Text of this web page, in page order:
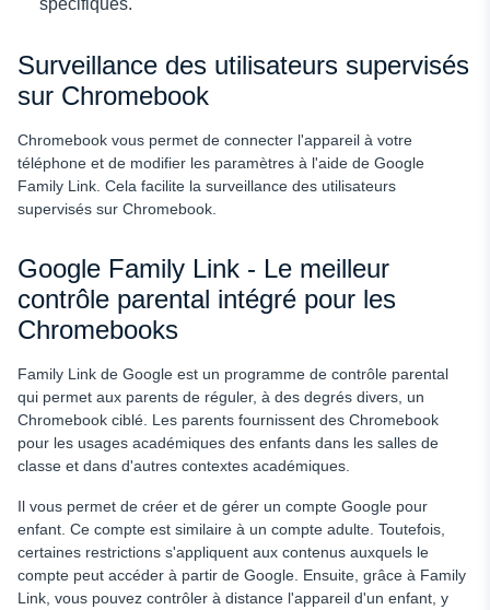
Surveillance des utilisateurs supervisés
sur Chromebook
Chromebook vous permet de connecter l'appareil à votre
téléphone et de modifier les paramètres à l'aide de Google
Family Link. Cela facilite la surveillance des utilisateurs
supervisés sur Chromebook.
Google Family Link - Le meilleur
contrôle parental intégré pour les
Chromebooks
Family Link de Google est un programme de contrôle parental
qui permet aux parents de réguler, à des degrés divers, un
Chromebook ciblé. Les parents fournissent des Chromebook
pour les usages académiques des enfants dans les salles de
classe et dans d'autres contextes académiques.
Il vous permet de créer et de gérer un compte Google pour
enfant. Ce compte est similaire à un compte adulte. Toutefois,
certaines restrictions s'appliquent aux contenus auxquels le
compte peut accéder à partir de Google. Ensuite, grâce à Family
Link, vous pouvez contrôler à distance l'appareil d'un enfant, y